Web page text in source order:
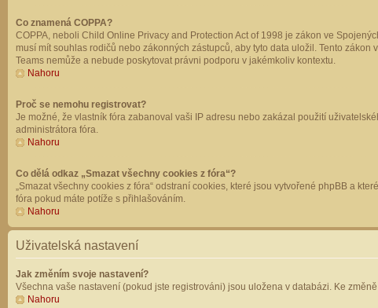
Co znamená COPPA?
COPPA, neboli Child Online Privacy and Protection Act of 1998 je zákon ve
musí mít souhlas rodičů nebo zákonných zástupců, aby tyto data uložil. Tento
Teams nemůže a nebude poskytovat právni podporu v jakémkoliv kontextu.
Nahoru
Proč se nemohu registrovat?
Je možné, že vlastník fóra zabanoval vaši IP adresu nebo zakázal použití
administrátora fóra.
Nahoru
Co dělá odkaz „Smazat všechny cookies z fóra“?
„Smazat všechny cookies z fóra“ odstraní cookies, které jsou vytvořené phpBB a
fóra pokud máte potíže s přihlašováním.
Nahoru
Uživatelská nastavení
Jak změním svoje nastavení?
Všechna vaše nastavení (pokud jste registrováni) jsou uložena v databázi. Ke
Nahoru